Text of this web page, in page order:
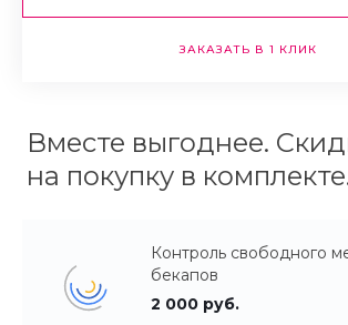
ЗАКАЗАТЬ В 1 КЛИК
Вместе выгоднее.
на покупку в
Контроль свободного
бекапов
2 000 руб.